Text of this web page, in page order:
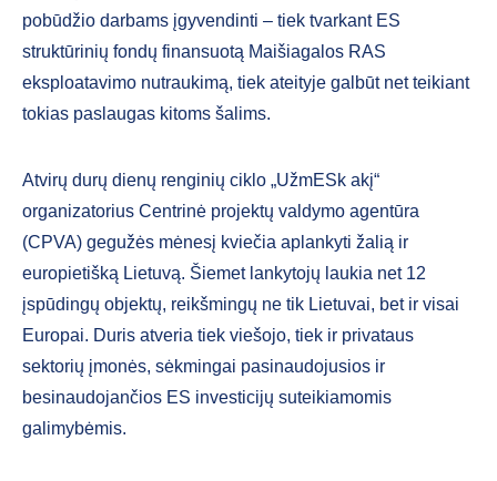
pobūdžio darbams įgyvendinti – tiek tvarkant ES
struktūrinių fondų finansuotą Maišiagalos RAS
eksploatavimo nutraukimą, tiek ateityje galbūt net teikiant
tokias paslaugas kitoms šalims.
Atvirų durų dienų renginių ciklo „UžmESk akį“
organizatorius Centrinė projektų valdymo agentūra
(CPVA) gegužės mėnesį kviečia aplankyti žalią ir
europietišką Lietuvą. Šiemet lankytojų laukia net 12
įspūdingų objektų, reikšmingų ne tik Lietuvai, bet ir visai
Europai. Duris atveria tiek viešojo, tiek ir privataus
sektorių įmonės, sėkmingai pasinaudojusios ir
besinaudojančios ES investicijų suteikiamomis
galimybėmis.